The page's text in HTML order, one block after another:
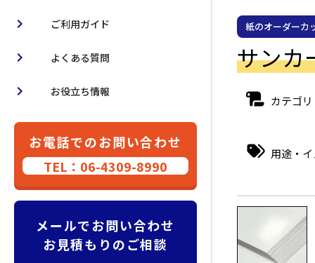
ご利用ガイド
chevron_right
よくある質問
chevron_right
お役立ち情報
chevron_right
お電話でのお問い合わせ
TEL：06-4309-8990
メールでお問い合わせ
お見積もりのご相談
紙のオーダーカ
サンカ
カテゴリ
用途・
←